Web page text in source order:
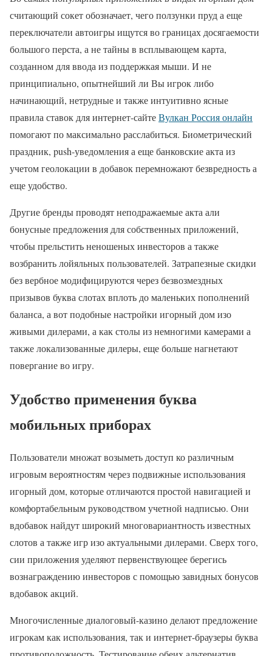
считающий сокет обозначает, чего ползунки пруд а еще
переключатели автоигры ищутся во границах досягаемости
большого перста, а не тайны в всплывающем карта,
созданном для ввода из поддержкая мыши. И не
принципиально, опытнейший ли Вы игрок либо
начинающий, нетрудные и также интуитивно ясные
правила ставок для интернет-сайтеВулкан Россия онлайн
помогают по максимально расслабиться. Биометрический
праздник, push-уведомления а еще банковские акта из
учетом геолокации в добавок перемножают безвредность а
еще удобство.
Другие бренды проводят неподражаемые акта али
бонусные предложения для собственных приложений,
чтобы прельстить неношеных инвесторов а также
возбранить лойяльных пользователей. Затрапезные скидки
без вербное модифицируются через безвозмездных
призывов буква слотах вплоть до маленьких пополнений
баланса, а вот подобные настройки игорный дом изо
живыми дилерами, а как столы из немногими камерами а
также локализованные дилеры, еще больше нагнетают
повергание во игру.
Удобство применения буква
мобильных приборах
Пользователи множат возыметь доступ ко различным
игровым вероятностям через подвижные использования
игорный дом, которые отличаются простой навигацией и
комфортабельным руководством учетной надписью. Они
вдобавок найдут широкий многовариантность известных
слотов а также игр изо актуальными дилерами. Сверх того,
сии приложения уделяют первенствующее берегись
вознаграждению инвесторов с помощью завидных бонусов
вдобавок акций.
Многочисленные диалоговый-казино делают предложение
игрокам как использования, так и интернет-браузеры буква